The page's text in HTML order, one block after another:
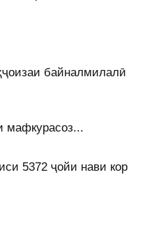
байналмилалӣ
мафкурасоз...
5372 ҷойи нави кор